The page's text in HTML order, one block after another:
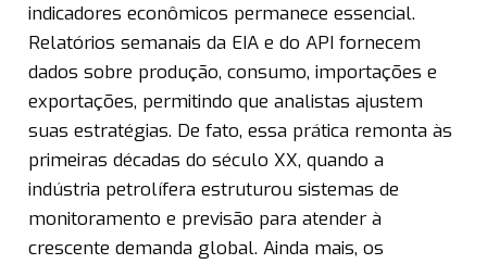
indicadores econômicos permanece essencial.
Relatórios semanais da EIA e do API fornecem
dados sobre produção, consumo, importações e
exportações, permitindo que analistas ajustem
suas estratégias. De fato, essa prática remonta às
primeiras décadas do século XX, quando a
indústria petrolífera estruturou sistemas de
monitoramento e previsão para atender à
crescente demanda global. Ainda mais, os